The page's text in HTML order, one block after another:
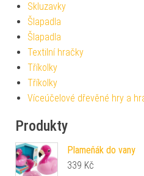
Skluzavky
Šlapadla
Šlapadla
Textilní hračky
Tříkolky
Tříkolky
Víceúčelové dřevěné hry a
Produkty
Plameňák do vany
339 Kč